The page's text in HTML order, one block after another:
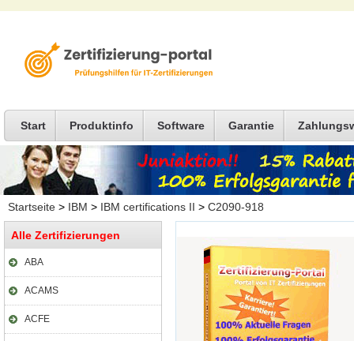
Start Produktinfo Software Garantie
Startseite > IBM > IBM certifications II > C2090-918
Alle Zertifizierungen
ABA
ACAMS
ACFE